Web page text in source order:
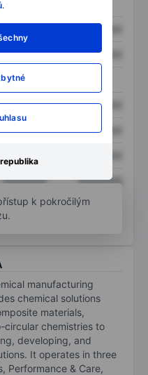
.
XXXXXXX
XXXXXXX XXXXXXX
XXXXXXX XXXXXXX
XXXXXXX XXXXXXX
XXXXXXX
XXXXXXX
XXXXXXX
k pokročilým
manufacturing
chemical solutions
materials,
circular chemistries to
developing, and
It operates in three
Performance & Care,